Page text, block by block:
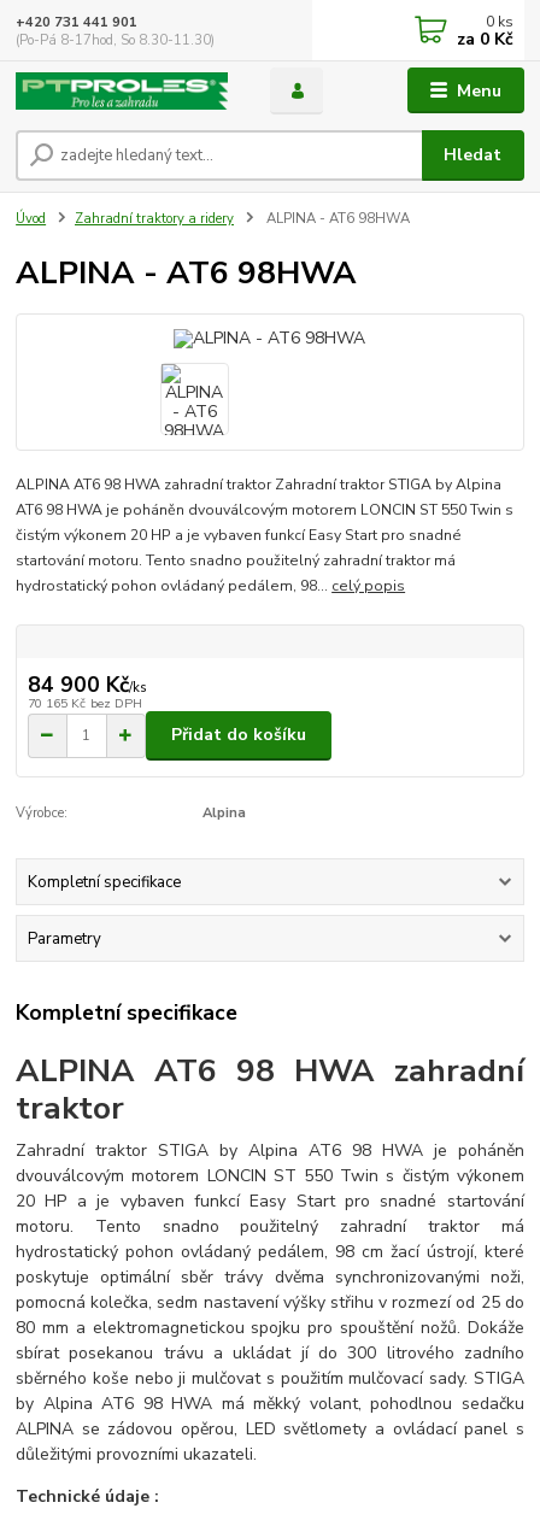
Menu
Hledat
+420 731 441 901
(Po-Pá 8-17hod, So 8.30-11.30)
0 ks
za 0 Kč
Úvod Zahradní traktory a ridery ALPINA - AT6 98HWA
ALPINA - AT6 98HWA
ALPINA AT6 98 HWA zahradní traktor Zahradní traktor STIGA by Alpina
AT6 98 HWA je poháněn dvouválcovým motorem LONCIN ST 550 Twin s
čistým výkonem 20 HP a je vybaven funkcí Easy Start pro snadné
startování motoru. Tento snadno použitelný zahradní traktor má
hydrostatický pohon ovládaný pedálem, 98... celý popis
84 900 Kč/ks
70 165 Kč bez DPH
Přidat do košíku
Výrobce: Alpina
Kompletní specifikace
Parametry
Kompletní specifikace
ALPINA AT6 98 HWA zahradní
traktor
Zahradní traktor STIGA by Alpina AT6 98 HWA je poháněn
dvouválcovým motorem LONCIN ST 550 Twin s čistým výkonem
20 HP a je vybaven funkcí Easy Start pro snadné startování
motoru. Tento snadno použitelný zahradní traktor má
hydrostatický pohon ovládaný pedálem, 98 cm žací ústrojí, které
poskytuje optimální sběr trávy dvěma synchronizovanými noži,
pomocná kolečka, sedm nastavení výšky střihu v rozmezí od 25 do
80 mm a elektromagnetickou spojku pro spouštění nožů. Dokáže
sbírat posekanou trávu a ukládat jí do 300 litrového zadního
sběrného koše nebo ji mulčovat s použitím mulčovací sady. STIGA
by Alpina AT6 98 HWA má měkký volant, pohodlnou sedačku
ALPINA se zádovou opěrou, LED světlomety a ovládací panel s
důležitými provozními ukazateli.
Technické údaje :